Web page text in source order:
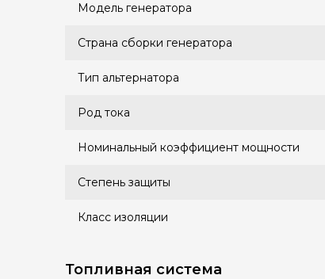
Модель генератора
Страна сборки генератора
Тип альтернатора
Род тока
Номинальный коэффициент мощности
Степень защиты
Класс изоляции
Топливная система